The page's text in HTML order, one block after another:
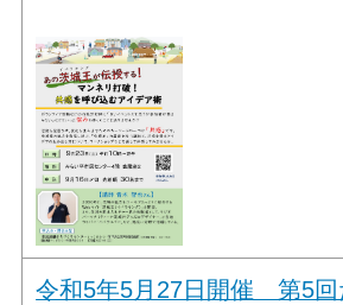
令和5年5月27日開催 第5回